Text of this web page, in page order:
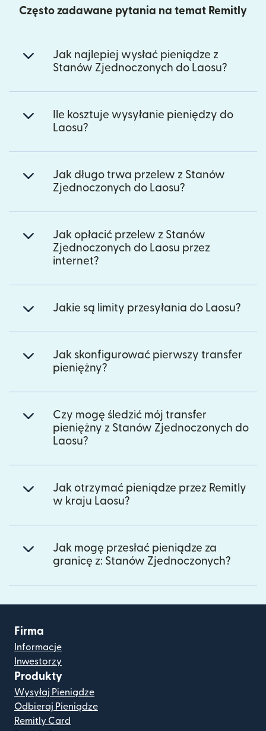
Często zadawane pytania na temat Remitly
Jak najlepiej wysłać pieniądze z
Stanów Zjednoczonych do Laosu?
Ile kosztuje wysyłanie pieniędzy do
Laosu?
Jak długo trwa przelew z Stanów
Zjednoczonych do Laosu?
Jak opłacić przelew z Stanów
Zjednoczonych do Laosu przez
internet?
Jakie są limity przesyłania do Laosu?
Jak skonfigurować pierwszy transfer
pieniężny?
Czy mogę śledzić mój transfer
pieniężny z Stanów Zjednoczonych do
Laosu?
Jak otrzymać pieniądze przez Remitly
w kraju Laosu?
Jak mogę przesłać pieniądze za
granicę z: Stanów Zjednoczonych?
Firma
Informacje
Inwestorzy
Produkty
Wysyłaj Pieniądze
Odbieraj Pieniądze
Remitly Card